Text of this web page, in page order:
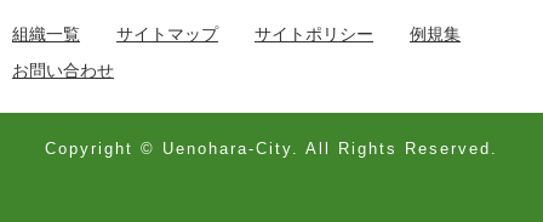
組織一覧 サイトマップ サイトポリシー
例規集
お問い合わせ
Copyright © Uenohara-City. All Rights Reserved.